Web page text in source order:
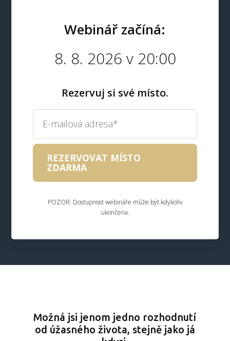
Webinář začíná:
8. 8. 2026 v 20:00
Rezervuj si své místo.
REZERVOVAT MÍSTO
ZDARMA
POZOR: Dostupnost webináře může být kdykoliv
ukončena.
Možná jsi jenom jedno rozhodnutí
od úžasného života, stejně jako já